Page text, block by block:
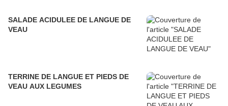
SALADE ACIDULEE DE LANGUE DE
VEAU
TERRINE DE LANGUE ET PIEDS DE
VEAU AUX LEGUMES